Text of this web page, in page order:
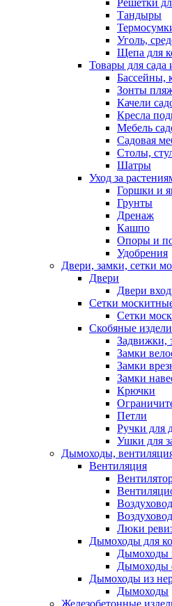
Решетки
Тандыры
Уголь,
Щепа для
Товары для сада
Бассейны,
Зонты
Качели
Кресла
Мебель
Садовая
Столы,
Шатры
Уход за
Горшки и
Грунты
Дренаж
Кашпо
Опоры и
Удобрения
Двери, замки, сетки
Двери
Двери
Сетки
Сетки
Скобяные
Задвижки,
Замки
Замки
Замки
Крючки
Петли
Ручки для
Ушки для
Дымоходы,
Вентиляция
Люки
Дымоходы для
Дымоходы
Дымоходы
Дымоходы из
Дымоходы
Железобетонные